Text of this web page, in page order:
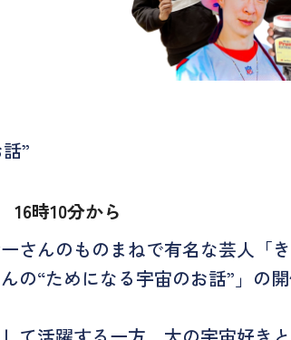
”
16時10分から
さんのものまねで有名な芸人「
の“ためになる宇宙のお話”」の